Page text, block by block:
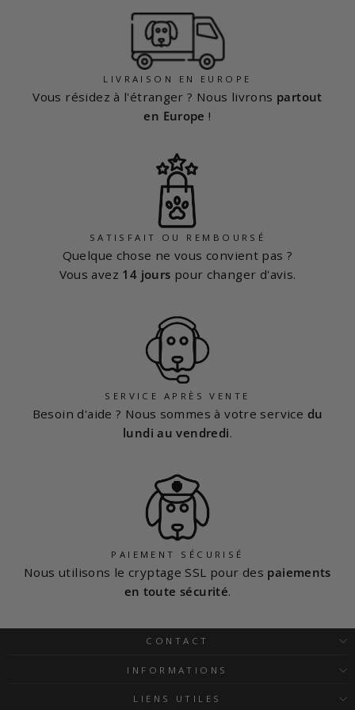
LIVRAISON EN EUROPE
Vous résidez à l'étranger ? Nous livrons partout
en Europe !
SATISFAIT OU REMBOURSÉ
Quelque chose ne vous convient pas ?
Vous avez 14 jours pour changer d'avis.
SERVICE APRÈS VENTE
Besoin d'aide ? Nous sommes à votre service du
lundi au vendredi.
PAIEMENT SÉCURISÉ
Nous utilisons le cryptage SSL pour des paiements
en toute sécurité.
CONTACT
INFORMATIONS
LIENS UTILES